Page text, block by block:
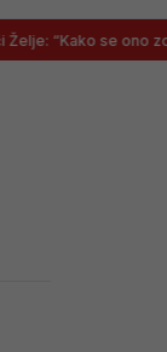
“Kako se ono